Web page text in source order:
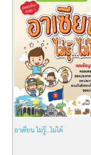
อาเซียน ไม่รู้...ไม่ได้